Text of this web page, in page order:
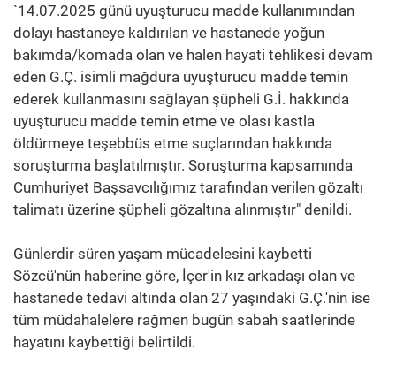
`14.07.2025 günü uyuşturucu madde kullanımından
dolayı hastaneye kaldırılan ve hastanede yoğun
bakımda/komada olan ve halen hayati tehlikesi devam
eden G.Ç. isimli mağdura uyuşturucu madde temin
ederek kullanmasını sağlayan şüpheli G.İ. hakkında
uyuşturucu madde temin etme ve olası kastla
öldürmeye teşebbüs etme suçlarından hakkında
soruşturma başlatılmıştır. Soruşturma kapsamında
Cumhuriyet Başsavcılığımız tarafından verilen gözaltı
talimatı üzerine şüpheli gözaltına alınmıştır" denildi.
Günlerdir süren yaşam mücadelesini kaybetti
Sözcü'nün haberine göre, İçer'in kız arkadaşı olan ve
hastanede tedavi altında olan 27 yaşındaki G.Ç.'nin ise
tüm müdahalelere rağmen bugün sabah saatlerinde
hayatını kaybettiği belirtildi.